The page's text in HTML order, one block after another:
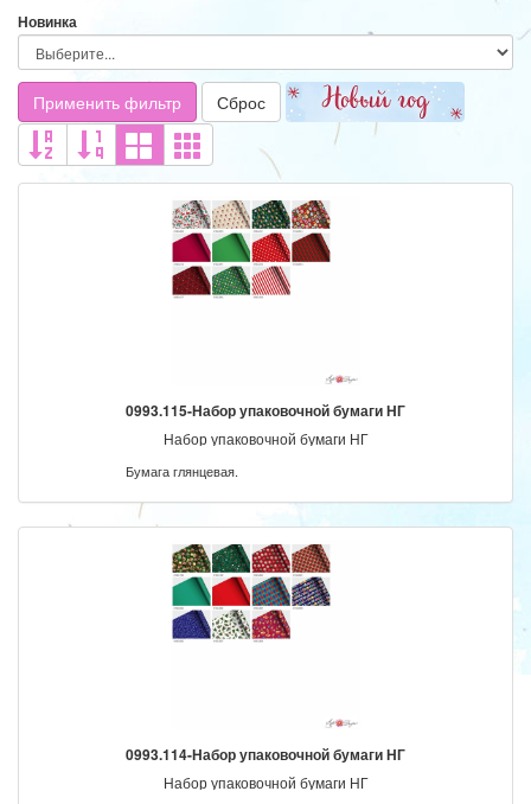
Новинка
Применить фильтр Сброс
0993.115-Набор упаковочной бумаги НГ
Набор упаковочной бумаги НГ
Бумага глянцевая.
0993.114-Набор упаковочной бумаги НГ
Набор упаковочной бумаги НГ